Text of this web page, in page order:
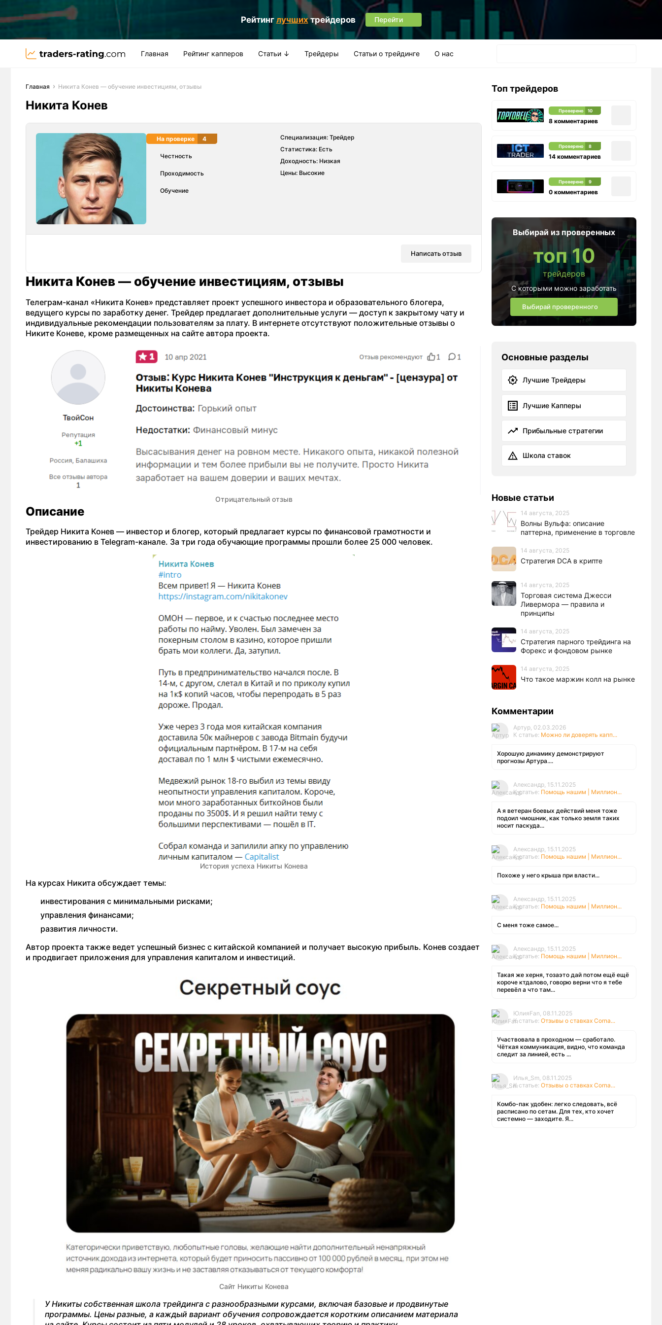
Рейтинг лучшихтрейдеров Перейти
Главная Рейтинг капперов Статьи ↓ Трейдеры Статьи о трейдинге О нас
Главная Никита Конев — обучение инвестициям, отзывы
Никита Конев
На проверке 4
Честность
Проходимость
Обучение
Специализация: Трейдер
Статистика: Есть
Доходность: Низкая
Цены: Высокие
Написать отзыв
Никита Конев — обучение инвестициям, отзывы
Телеграм-канал «Никита Конев» представляет проект успешного инвестора и образовательного блогера,
ведущего курсы по заработку денег. Трейдер предлагает дополнительные услуги — доступ к закрытому чату и
индивидуальные рекомендации пользователям за плату. В интернете отсутствуют положительные отзывы о
Никите Коневе, кроме размещенных на сайте автора проекта.
Отрицательный отзыв
Описание
Трейдер Никита Конев — инвестор и блогер, который предлагает курсы по финансовой грамотности и
инвестированию в Telegram-канале. За три года обучающие программы прошли более 25 000 человек.
История успеха Никиты Конева
На курсах Никита обсуждает темы:
инвестирования с минимальными рисками;
управления финансами;
развития личности.
Автор проекта также ведет успешный бизнес с китайской компанией и получает высокую прибыль. Конев создает
и продвигает приложения для управления капиталом и инвестиций.
Сайт Никиты Конева
У Никиты собственная школа трейдинга с разнообразными курсами, включая базовые и продвинутые
программы. Цены разные, а каждый вариант обучения сопровождается коротким описанием материала
Топ трейдеров
Проверено 10
8 комментариев
Проверено 8
14 комментариев
Проверено 9
0 комментариев
Выбирай из проверенных
топ 10
трейдеров
С которыми можно заработать
Выбирай проверенного
Основные разделы
Лучшие Трейдеры
Лучшие Капперы
Прибыльные стратегии
Школа ставок
Новые статьи
14 августа, 2025
Волны Вульфа: описание
паттерна, применение в торговле
14 августа, 2025
Стратегия DCA в крипте
14 августа, 2025
Торговая система Джесси
Ливермора — правила и
принципы
14 августа, 2025
Стратегия парного трейдинга на
Форекс и фондовом рынке
14 августа, 2025
Что такое маржин колл на рынке
Комментарии
Артур, 02.03.2026
К статье: Можно ли доверять капп...
Хорошую динамику демонстрируют
прогнозы Артура....
Александр, 15.11.2025
К статье: Помощь нашим | Миллион...
А я ветеран боевых действий меня тоже
подоил чмошник, как только земля таких
носит паскуда...
Александр, 15.11.2025
К статье: Помощь нашим | Миллион...
Похоже у него крыша при власти...
Александр, 15.11.2025
К статье: Помощь нашим | Миллион...
С меня тоже самое...
Александр, 15.11.2025
К статье: Помощь нашим | Миллион...
Такая же херня, тозаэто дай потом ещё ещё
короче ктдалово, говорю верни что я тебе
перевёл а что там...
ЮлияFan, 08.11.2025
К статье: Отзывы о ставках Corna...
Участвовала в проходном — сработало.
Чёткая коммуникация, видно, что команда
следит за линией, есть ...
Илья_Sm, 08.11.2025
К статье: Отзывы о ставках Corna...
Комбо-пак удобен: легко следовать, всё
расписано по сетам. Для тех, кто хочет
системно — заходите. Я...